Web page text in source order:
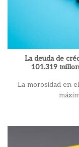
La deuda de
101.319
La morosidad en